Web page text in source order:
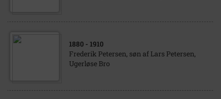
1880 - 1910
Frederik Petersen, søn af Lars Petersen,
Ugerløse Bro